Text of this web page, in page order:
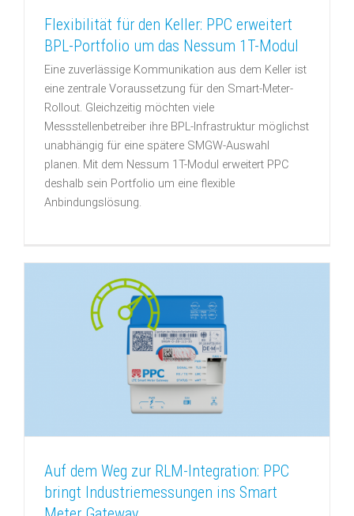
Flexibilität für den Keller: PPC erweitert
BPL-Portfolio um das Nessum 1T-Modul
Eine zuverlässige Kommunikation aus dem Keller ist
eine zentrale Voraussetzung für den Smart-Meter-
Rollout. Gleichzeitig möchten viele
Messstellenbetreiber ihre BPL-Infrastruktur möglichst
unabhängig für eine spätere SMGW-Auswahl
planen. Mit dem Nessum 1T-Modul erweitert PPC
deshalb sein Portfolio um eine flexible
Anbindungslösung.
Auf dem Weg zur RLM-Integration: PPC
bringt Industriemessungen ins Smart